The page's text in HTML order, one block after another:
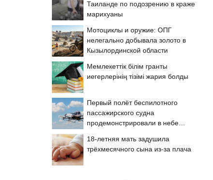
Таиланде по подозрению в краже
марихуаны
Мотоциклы и оружие: ОПГ
нелегально добывала золото в
Кызылординской области
Мемлекеттік білім гранты
иегерлерінің тізімі жария болды
Первый полёт беспилотного
пассажирского судна
продемонстрировали в небе
18-летняя мать задушила
трёхмесячного сына из-за плача